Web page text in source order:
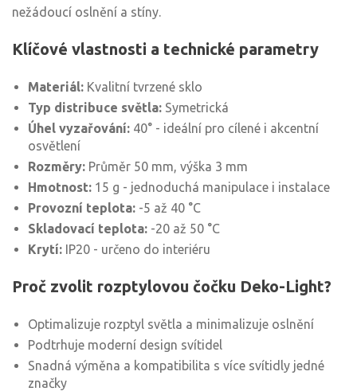
nežádoucí oslnění a stíny.
Klíčové vlastnosti a technické parametry
Materiál: Kvalitní tvrzené sklo
Typ distribuce světla: Symetrická
Úhel vyzařování: 40° - ideální pro cílené i akcentní
osvětlení
Rozměry: Průměr 50 mm, výška 3 mm
Hmotnost: 15 g - jednoduchá manipulace i instalace
Provozní teplota: -5 až 40 °C
Skladovací teplota: -20 až 50 °C
Krytí: IP20 - určeno do interiéru
Proč zvolit rozptylovou čočku Deko-Light?
Optimalizuje rozptyl světla a minimalizuje oslnění
Podtrhuje moderní design svítidel
Snadná výměna a kompatibilita s více svítidly jedné
značky